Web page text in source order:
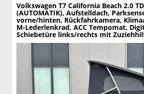
Volkswagen T7 California Beach 2.0
(AUTOMATIK), Aufstelldach,
vorne/hinten, Rückfahrkamera,
M-Lederlenkrad, ACC Tempomat,
Schiebetüre links/rechts mit